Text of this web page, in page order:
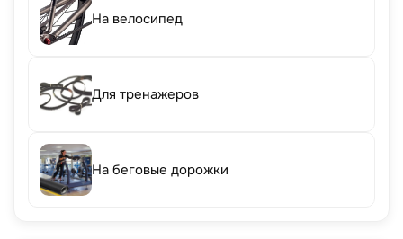
На велосипед
Для тренажеров
На беговые дорожки